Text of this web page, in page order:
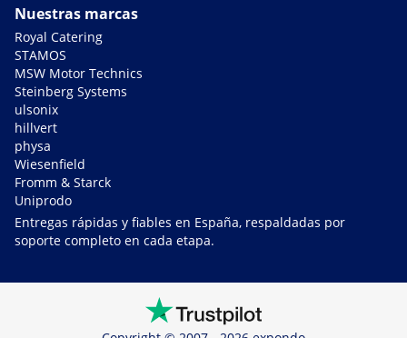
Nuestras marcas
Royal Catering
STAMOS
MSW Motor Technics
Steinberg Systems
ulsonix
hillvert
physa
Wiesenfield
Fromm & Starck
Uniprodo
Entregas rápidas y fiables en España, respaldadas por
soporte completo en cada etapa.